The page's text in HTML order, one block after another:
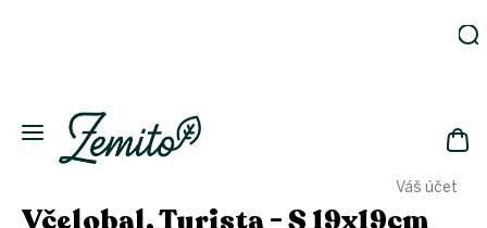
Váš účet
Ekodomácnosť
Ekologická
Kozmetika